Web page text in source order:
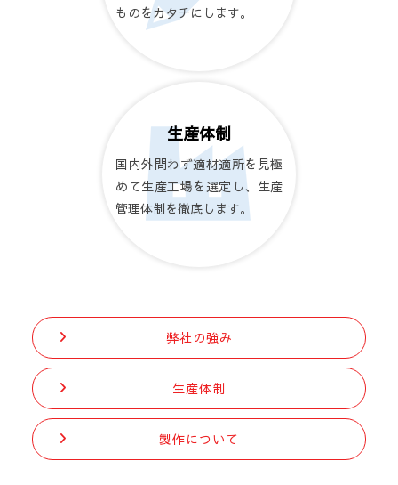
ものをカタチにします。
生産体制
国内外問わず適材適所を見極
めて生産工場を選定し、生産
管理体制を徹底します。
弊社の強み
生産体制
製作について